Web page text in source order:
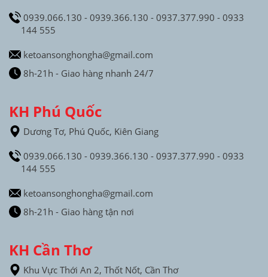
0939.066.130 - 0939.366.130 - 0937.377.990 - 0933
144 555
ketoansonghongha@gmail.com
8h-21h - Giao hàng nhanh 24/7
KH Phú Quốc
Dương Tơ, Phú Quốc, Kiên Giang
0939.066.130 - 0939.366.130 - 0937.377.990 - 0933
144 555
ketoansonghongha@gmail.com
8h-21h - Giao hàng tận nơi
KH Cần Thơ
Khu Vực Thới An 2, Thốt Nốt, Cần Thơ